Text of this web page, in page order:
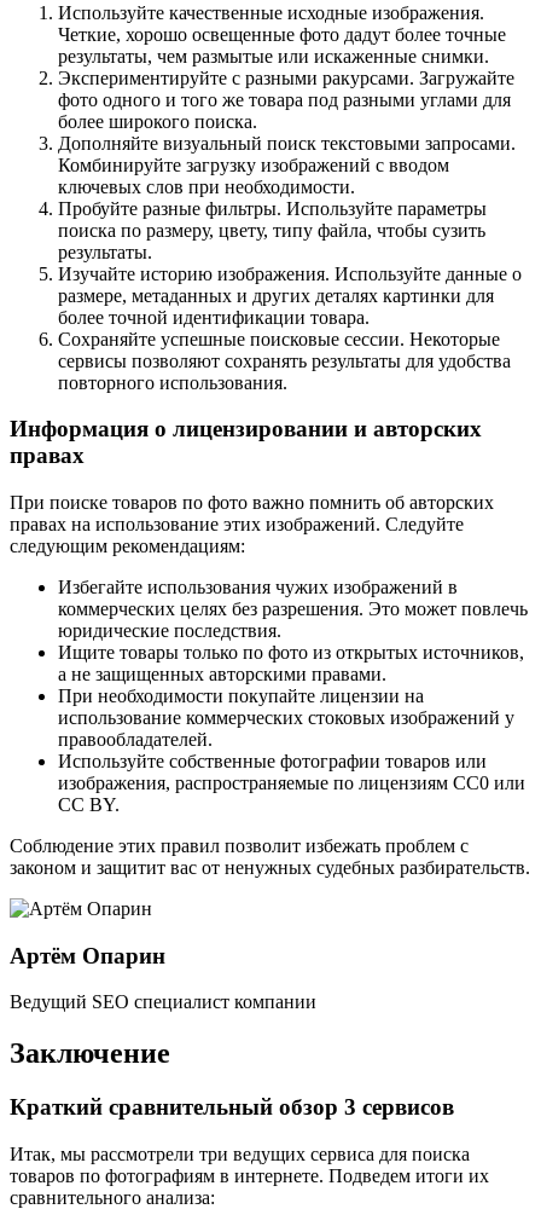
Используйте качественные исходные изображения.
Четкие, хорошо освещенные фото дадут более точные
результаты, чем размытые или искаженные снимки.
Экспериментируйте с разными ракурсами. Загружайте
фото одного и того же товара под разными углами для
более широкого поиска.
Дополняйте визуальный поиск текстовыми запросами.
Комбинируйте загрузку изображений с вводом
ключевых слов при необходимости.
Пробуйте разные фильтры. Используйте параметры
поиска по размеру, цвету, типу файла, чтобы сузить
результаты.
Изучайте историю изображения. Используйте данные о
размере, метаданных и других деталях картинки для
более точной идентификации товара.
Сохраняйте успешные поисковые сессии. Некоторые
сервисы позволяют сохранять результаты для удобства
повторного использования.
Информация о лицензировании и авторских
правах
При поиске товаров по фото важно помнить об авторских
правах на использование этих изображений. Следуйте
следующим рекомендациям:
Избегайте использования чужих изображений в
коммерческих целях без разрешения. Это может повлечь
юридические последствия.
Ищите товары только по фото из открытых источников,
а не защищенных авторскими правами.
При необходимости покупайте лицензии на
использование коммерческих стоковых изображений у
правообладателей.
Используйте собственные фотографии товаров или
изображения, распространяемые по лицензиям СС0 или
СС BY.
Соблюдение этих правил позволит избежать проблем с
законом и защитит вас от ненужных судебных разбирательств.
Артём Опарин
Ведущий SEO специалист компании
Заключение
Краткий сравнительный обзор 3 сервисов
Итак, мы рассмотрели три ведущих сервиса для поиска
товаров по фотографиям в интернете. Подведем итоги их
сравнительного анализа: